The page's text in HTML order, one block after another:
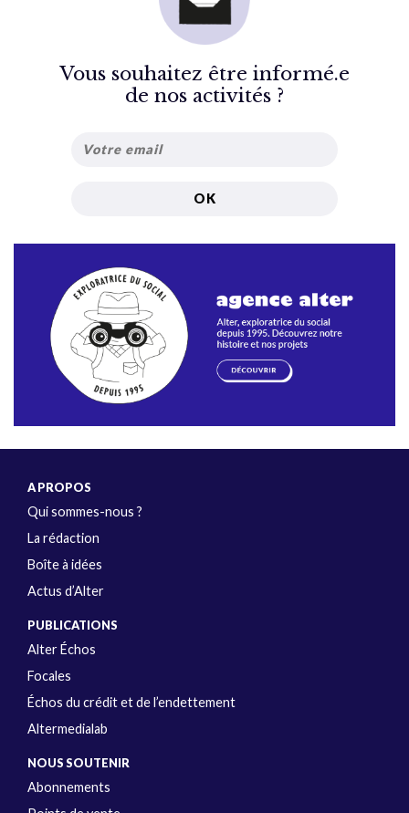
Vous souhaitez être informé.e
de nos activités ?
A PROPOS
Qui sommes-nous ?
La rédaction
Boîte à idées
Actus d’Alter
PUBLICATIONS
Alter Échos
Focales
Échos du crédit et de l’endettement
Altermedialab
NOUS SOUTENIR
Abonnements